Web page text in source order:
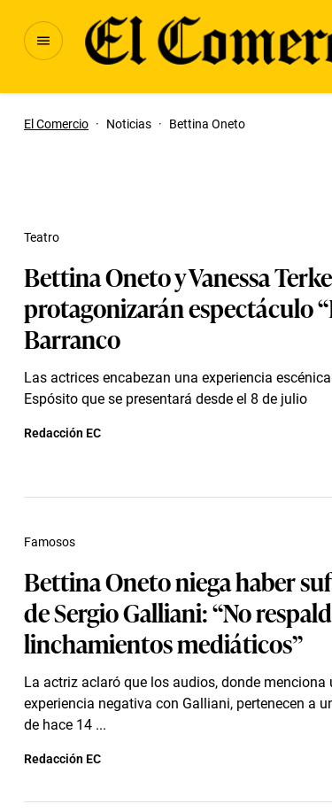
El Comercio · Noticias · Bettina Oneto
Bettina Oneto y Vanessa
protagonizarán espectáculo
Barranco
Las actrices encabezan una experiencia
Espósito que se presentará desde el 8 de julio
Teatro
Redacción EC
Bettina Oneto niega haber
de Sergio Galliani: “No
linchamientos mediáticos”
La actriz aclaró que los audios, donde menciona
experiencia negativa con Galliani, pertenecen a
de hace 14 ...
Famosos
Redacción EC